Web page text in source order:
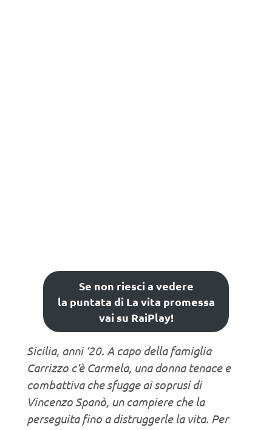
Se non riesci a vedere
la puntata di La vita promessa
vai su RaiPlay!
Sicilia, anni ’20. A capo della famiglia
Carrizzo c’è Carmela, una donna tenace e
combattiva che sfugge ai soprusi di
Vincenzo Spanò, un campiere che la
perseguita fino a distruggerle la vita. Per